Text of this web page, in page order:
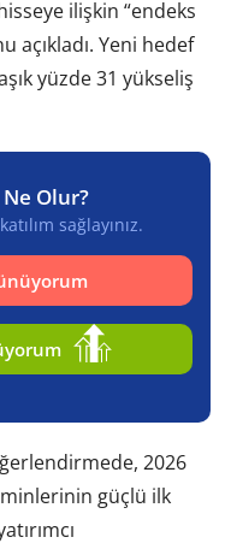
ilişkin “endeks
açıkladı. Yeni hedef
yüzde 31 yükseliş
Ne Olur?
sağlayınız.
2026
güçlü ilk